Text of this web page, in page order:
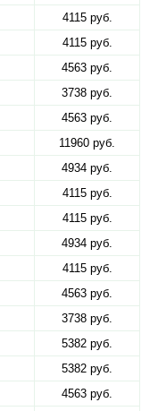
4115 руб.
4115 руб.
4563 руб.
3738 руб.
4563 руб.
11960 руб.
4934 руб.
4115 руб.
4115 руб.
4934 руб.
4115 руб.
4563 руб.
3738 руб.
5382 руб.
5382 руб.
4563 руб.